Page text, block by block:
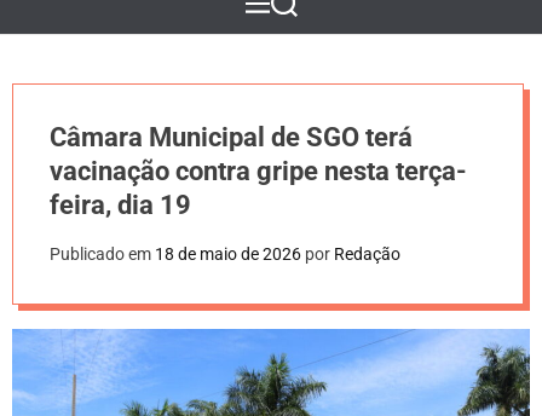
M
e
P
e
s
Câmara Municipal de SGO terá
vacinação contra gripe nesta terça-
feira, dia 19
Publicado em 18 de maio de 2026 por Redação